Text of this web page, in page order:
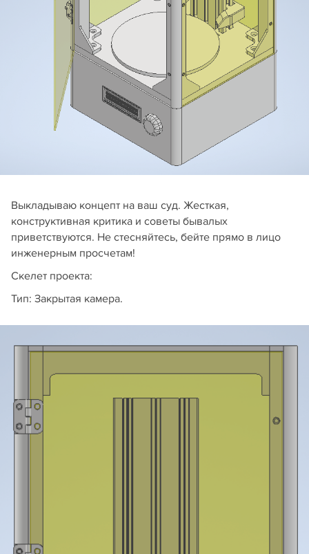
Выкладываю концепт на ваш суд. Жесткая,
конструктивная критика и советы бывалых
приветствуются. Не стесняйтесь, бейте прямо в лицо
инженерным просчетам!
Скелет проекта:
Тип: Закрытая камера.